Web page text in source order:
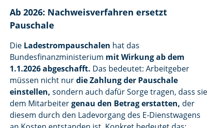
Ab 2026: Nachweisverfahren ersetzt
Pauschale
Die Ladestrompauschalen hat das
Bundesfinanzministerium mit Wirkung ab dem
1.1.2026 abgeschafft. Das bedeutet: Arbeitgeber
müssen nicht nurdie Zahlung der Pauschale
einstellen, sondern auch dafür Sorge tragen, dass sie
dem Mitarbeitergenau den Betrag erstatten, der
diesem durch den Ladevorgang des E-Dienstwagens